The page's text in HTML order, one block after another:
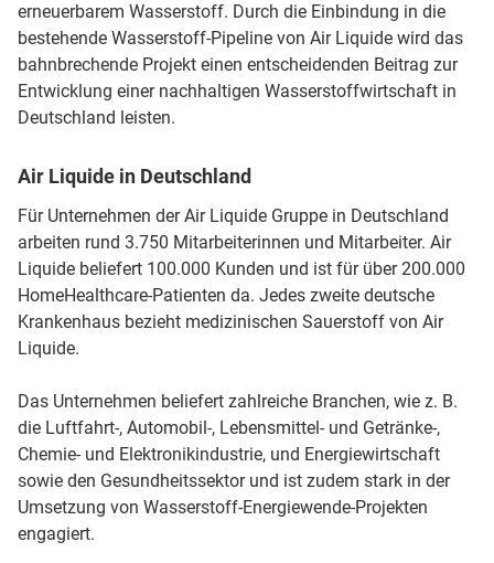
erneuerbarem Wasserstoff. Durch die Einbindung in die
bestehende Wasserstoff-Pipeline von Air Liquide wird das
bahnbrechende Projekt einen entscheidenden Beitrag zur
Entwicklung einer nachhaltigen Wasserstoffwirtschaft in
Deutschland leisten.
Air Liquide in Deutschland
Für Unternehmen der Air Liquide Gruppe in Deutschland
arbeiten rund 3.750 Mitarbeiterinnen und Mitarbeiter. Air
Liquide beliefert 100.000 Kunden und ist für über 200.000
HomeHealthcare-Patienten da. Jedes zweite deutsche
Krankenhaus bezieht medizinischen Sauerstoff von Air
Liquide.
Das Unternehmen beliefert zahlreiche Branchen, wie z. B.
die Luftfahrt-, Automobil-, Lebensmittel- und Getränke-,
Chemie- und Elektronikindustrie, und Energiewirtschaft
sowie den Gesundheitssektor und ist zudem stark in der
Umsetzung von Wasserstoff-Energiewende-Projekten
engagiert.